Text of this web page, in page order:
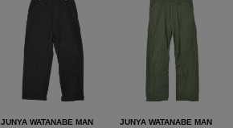
JUNYA WATANABE MAN
JUNYA WATANABE MAN